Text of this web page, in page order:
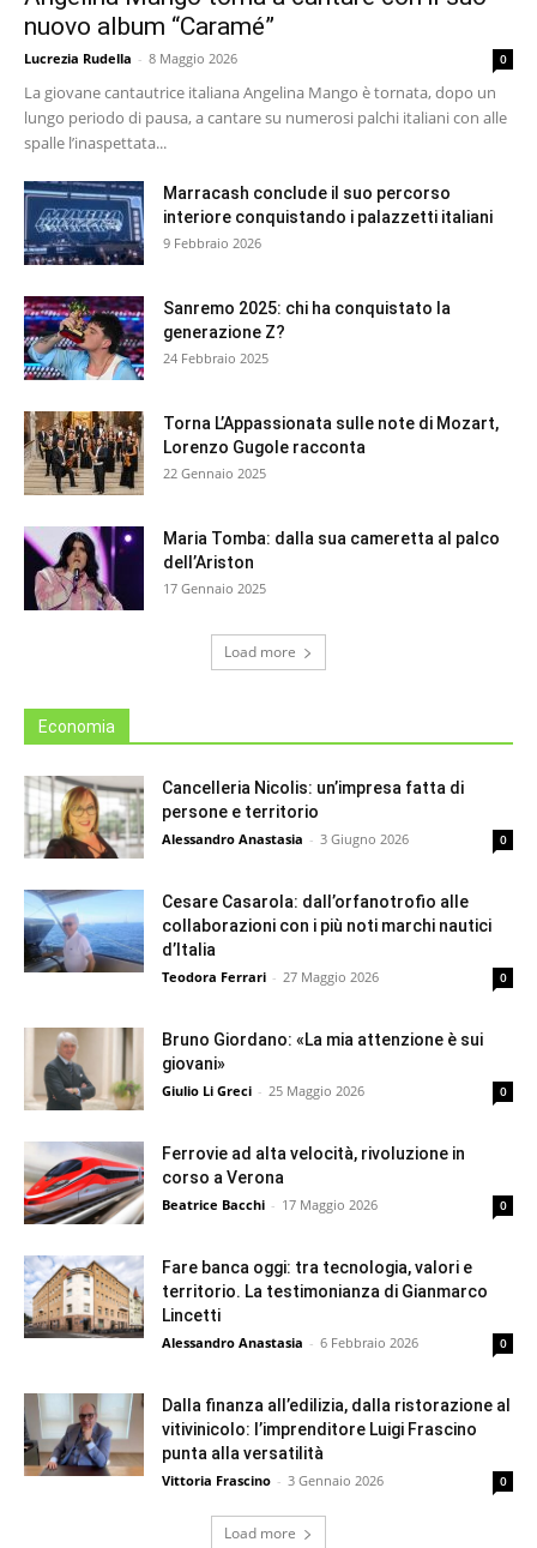
nuovo album “Caramé”
Lucrezia Rudella - 8 Maggio 2026 0
La giovane cantautrice italiana Angelina Mango è tornata, dopo un
lungo periodo di pausa, a cantare su numerosi palchi italiani con alle
spalle l’inaspettata...
Marracash conclude il suo percorso
interiore conquistando i palazzetti italiani
9 Febbraio 2026
Sanremo 2025: chi ha conquistato la
generazione Z?
24 Febbraio 2025
Torna L’Appassionata sulle note di Mozart,
Lorenzo Gugole racconta
22 Gennaio 2025
Maria Tomba: dalla sua cameretta al palco
dell’Ariston
17 Gennaio 2025
Load more
Economia
Cancelleria Nicolis: un’impresa fatta di
persone e territorio
Alessandro Anastasia - 3 Giugno 2026 0
Cesare Casarola: dall’orfanotrofio alle
collaborazioni con i più noti marchi nautici
d’Italia
Teodora Ferrari - 27 Maggio 2026 0
Bruno Giordano: «La mia attenzione è sui
giovani»
Giulio Li Greci - 25 Maggio 2026 0
Ferrovie ad alta velocità, rivoluzione in
corso a Verona
Beatrice Bacchi - 17 Maggio 2026 0
Fare banca oggi: tra tecnologia, valori e
territorio. La testimonianza di Gianmarco
Lincetti
Alessandro Anastasia - 6 Febbraio 2026 0
Dalla finanza all’edilizia, dalla ristorazione al
vitivinicolo: l’imprenditore Luigi Frascino
punta alla versatilità
Vittoria Frascino - 3 Gennaio 2026 0
Load more